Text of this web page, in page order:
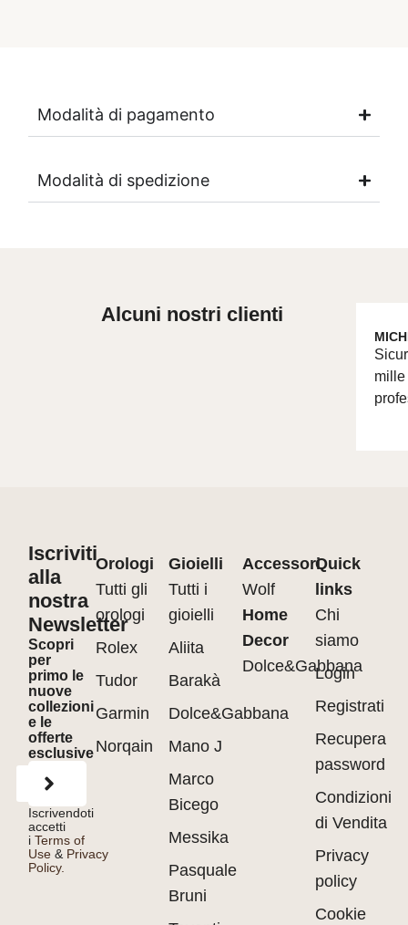
Modalità di pagamento
Modalità di spedizione
Alcuni nostri clienti
mille
Iscriviti
alla
nostra
Newsletter
Scopri
per
primo le
nuove
collezioni
e le
offerte
esclusive
Iscrivendoti
accetti
iTerms of
Use & Privacy
Policy.
Orologi
Tutti gli
orologi
Rolex
Tudor
Garmin
Norqain
Gioielli
Tutti i
gioielli
Aliita
Barakà
Dolce&Gabbana
Mano J
Marco
Bicego
Messika
Pasquale
Bruni
Accessori
Wolf
Home
Decor
Dolce&Gabbana
Quick
links
Chi
siamo
Login
Registrati
Recupera
password
Condizioni
di Vendita
Privacy
policy
Cookie